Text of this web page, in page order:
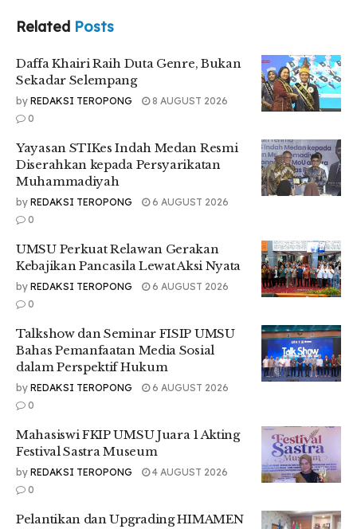
.
“Musala ini diresmikan karena untuk mengenalkan atau
memberitahu kepada warga bahwasanya di Desa Bintang
Asih ada musholla yang layak dipakai untuk beribadah,”
ungkapnya.
.
Ia juga mengatakan bahwa respon warga sekitar cukup
baik. “Respon warga setempat cukup baik dan selalu
mendukung dalam rangka pembangunan Musala Ar-Rahim,
bahkan warga kompak dan bersungguh-sungguh dalam
.
Selain itu, Aditya Angga Pratama selaku Ketua Bidang
Sosialisasi Pemberdayaan Masyarakat (SPM) IMM FATEK
juga mengatakan alasan memilih daerah tersebut.
.
“Karena pada tahun 2017, kami bakti sosial di desa itu, pada
saat itu musala-nya tidak layak pakai sehingga kami
ungkapnya.
.
Aditya juga memberikan harapan agar Musala tersebut bisa
berfungsi dengan baik. “Harapan saya, semoga musala
Related Posts
Daffa Khairi Raih Duta Genre, Bukan
Sekadar Selempang
by REDAKSI TEROPONG
8 AUGUST 2026
0
Yayasan STIKes Indah Medan Resmi
Diserahkan kepada Persyarikatan
Muhammadiyah
by REDAKSI TEROPONG
6 AUGUST 2026
0
UMSU Perkuat Relawan Gerakan
Kebajikan Pancasila Lewat Aksi Nyata
by REDAKSI TEROPONG
6 AUGUST 2026
0
Talkshow dan Seminar FISIP UMSU
Bahas Pemanfaatan Media Sosial
dalam Perspektif Hukum
by REDAKSI TEROPONG
6 AUGUST 2026
0
Mahasiswi FKIP UMSU Juara 1 Akting
Festival Sastra Museum
by REDAKSI TEROPONG
4 AUGUST 2026
0
Pelantikan dan Upgrading HIMAMEN